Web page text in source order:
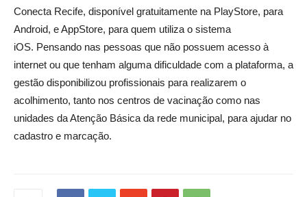
Conecta Recife, disponível gratuitamente na PlayStore, para
Android, e AppStore, para quem utiliza o sistema
iOS. Pensando nas pessoas que não possuem acesso à
internet ou que tenham alguma dificuldade com a plataforma, a
gestão disponibilizou profissionais para realizarem o
acolhimento, tanto nos centros de vacinação como nas
unidades da Atenção Básica da rede municipal, para ajudar no
cadastro e marcação.